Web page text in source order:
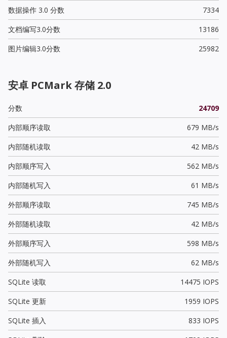
数据操作 3.0 分数
7334
文档编写3.0分数
13186
图片编辑3.0分数
25982
安卓 PCMark 存储 2.0
分数
24709
内部顺序读取
679 MB/s
内部随机读取
42 MB/s
内部顺序写入
562 MB/s
内部随机写入
61 MB/s
外部顺序读取
745 MB/s
外部随机读取
42 MB/s
外部顺序写入
598 MB/s
外部随机写入
62 MB/s
SQLite 读取
14475 IOPS
SQLite 更新
1959 IOPS
SQLite 插入
833 IOPS